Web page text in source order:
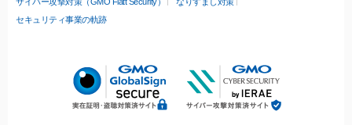
セキュリティ事業の軌跡